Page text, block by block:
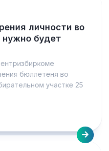
личности во
нужно будет
бюллетеня во
участке 25